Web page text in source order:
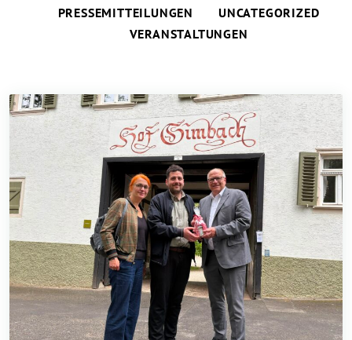
PRESSEMITTEILUNGEN
UNCATEGORIZED
VERANSTALTUNGEN